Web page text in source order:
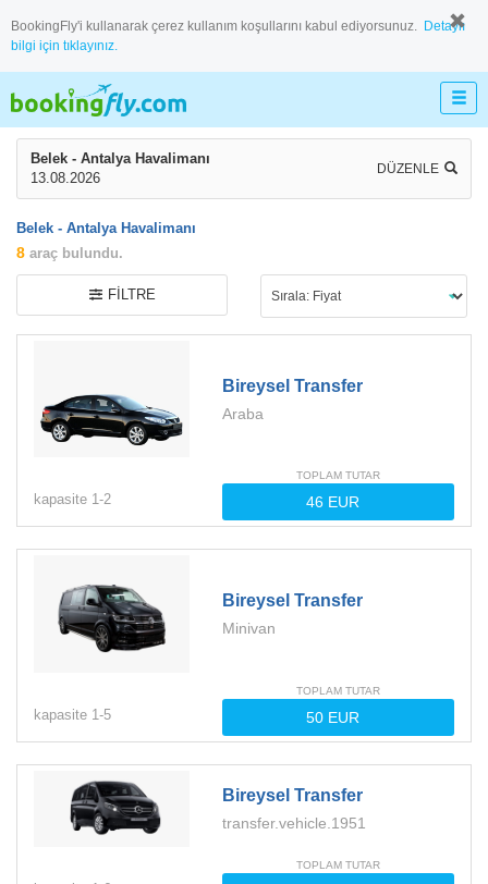
BookingFly'i kullanarak çerez kullanım koşullarını kabul ediyorsunuz. Detaylı
bilgi için tıklayınız.
Belek - Antalya Havalimanı
13.08.2026
DÜZENLE
Belek - Antalya Havalimanı
8 araç bulundu.
FILTRE
Bireysel Transfer
Araba
kapasite 1-2
TOPLAM TUTAR
Bireysel Transfer
Minivan
kapasite 1-5
TOPLAM TUTAR
Bireysel Transfer
transfer.vehicle.1951
TOPLAM TUTAR